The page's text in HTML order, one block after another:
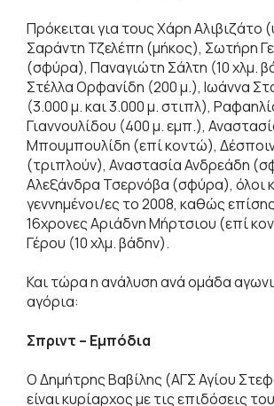
Πρόκειται για τους Χάρη Αλιβιζάτο
Σαράντη Τζελέπη (μήκος), Σωτήρη
(σφύρα), Παναγιώτη Σάλτη (10 χλμ.
Στέλλα Ορφανίδη (200 μ.), Ιωάννα
(3.000 μ. και 3.000 μ. στιπλ),
Γιαννουλίδου (400 μ. εμπ.),
Μπουμπουλίδη (επί κοντώ),
(τριπλούν), Αναστασία Ανδρεάδη
Αλεξάνδρα Τσερνόβα (σφύρα), όλοι
γεννημένοι/ες το 2008, καθώς επίσης
16χρονες Αριάδνη Μήρτσιου (επί
Γέρου (10 χλμ. βάδην).
Και τώρα η ανάλυση ανά ομάδα
αγόρια:
Σπριντ – Εμπόδια
Ο Δημήτρης Βαβίλης (ΑΓΣ Αγίου
είναι κυρίαρχος με τις επιδόσεις